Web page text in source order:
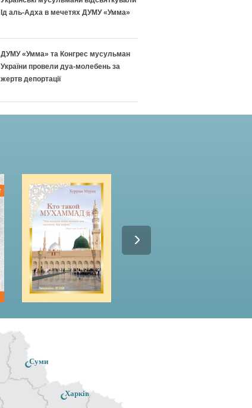
Ід аль-Адха в мечетях ДУМУ «Умма»
ДУМУ «Умма» та Конгрес мусульман
України провели дуа-молебень за
жертв депортації
Суми
Харків